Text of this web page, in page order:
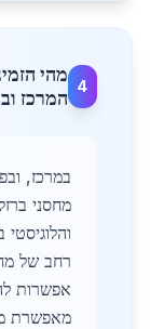
4
מהי
המרכז
במרכז,
מחסני
רחב של
אפשרות
מאפשרת